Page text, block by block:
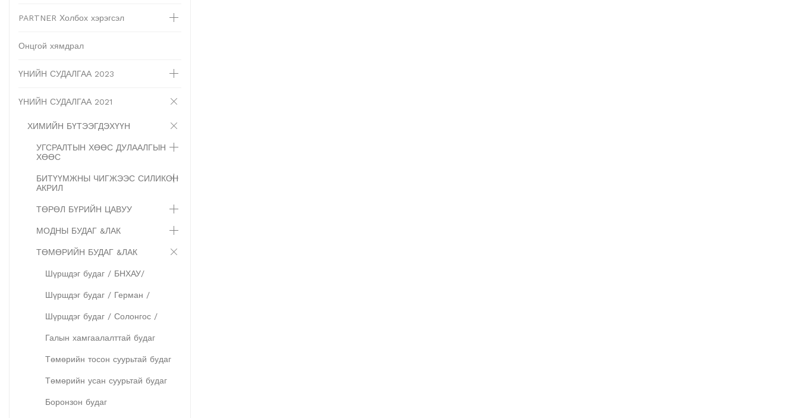
PARTNER Холбох хэрэгсэл
Онцгой хямдрал
ҮНИЙН СУДАЛГАА 2023
ҮНИЙН СУДАЛГАА 2021
ХИМИЙН БҮТЭЭГДЭХҮҮН
УГСРАЛТЫН ХӨӨС ДУЛААЛГЫН
ХӨӨС
БИТҮҮМЖНЫ ЧИГЖЭЭС СИЛИКОН
АКРИЛ
ТӨРӨЛ БҮРИЙН ЦАВУУ
МОДНЫ БУДАГ &ЛАК
ТӨМӨРИЙН БУДАГ &ЛАК
Шүршдэг будаг / БНХАУ/
Шүршдэг будаг / Герман /
Шүршдэг будаг / Солонгос /
Галын хамгаалалттай будаг
Төмөрийн тосон суурьтай будаг
Төмөрийн усан суурьтай будаг
Боронзон будаг